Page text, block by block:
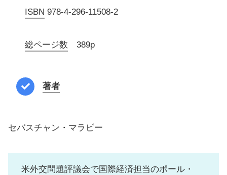
ISBN 978-4-296-11508-2
総ページ数 389p
著者
セバスチャン・マラビー
米外交問題評議会で国際経済担当のポール・